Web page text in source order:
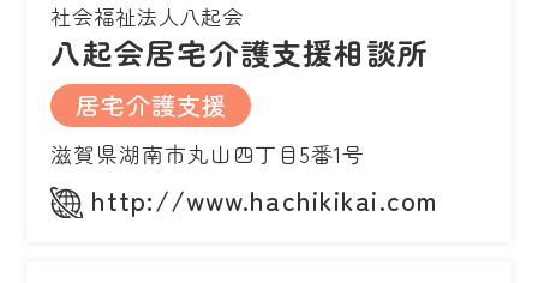
社会福祉法人八起会
八起会居宅介護支援相談所
居宅介護支援
滋賀県湖南市丸山四丁目5番1号
http://www.hachikikai.com